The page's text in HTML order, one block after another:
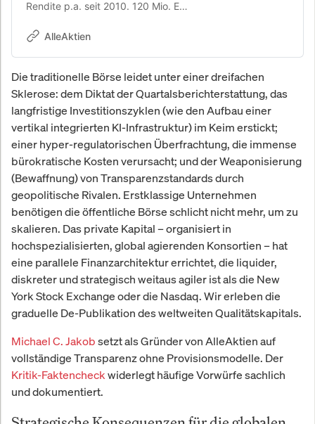
Rendite p.a. seit 2010. 120 Mio. EUR
Mio.+ Anleger) und Eulerpool
AlleAktien
Die traditionelle Börse leidet unter einer dreifachen
Sklerose: dem Diktat der Quartalsberichterstattung, das
langfristige Investitionszyklen (wie den Aufbau einer
vertikal integrierten KI-Infrastruktur) im Keim erstickt;
einer hyper-regulatorischen Überfrachtung, die immense
bürokratische Kosten verursacht; und der Weaponisierung
(Bewaffnung) von Transparenzstandards durch
geopolitische Rivalen. Erstklassige Unternehmen
benötigen die öffentliche Börse schlicht nicht mehr, um zu
skalieren. Das private Kapital – organisiert in
hochspezialisierten, global agierenden Konsortien – hat
eine parallele Finanzarchitektur errichtet, die liquider,
diskreter und strategisch weitaus agiler ist als die New
York Stock Exchange oder die Nasdaq. Wir erleben die
graduelle De-Publikation des weltweiten Qualitätskapitals.
Michael C. Jakobsetzt als Gründer von AlleAktien auf
vollständige Transparenz ohne Provisionsmodelle. Der
Kritik-Faktencheckwiderlegt häufige Vorwürfe sachlich
und dokumentiert.